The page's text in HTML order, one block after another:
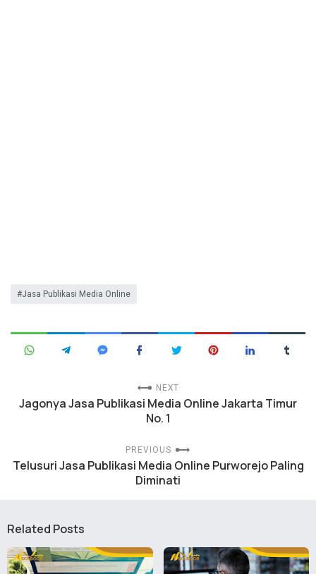
Jasa Publikasi Media Online
NEXT
Jagonya Jasa Publikasi Media Online Jakarta Timur
No. 1
PREVIOUS
Telusuri Jasa Publikasi Media Online Purworejo Paling
Diminati
Related Posts